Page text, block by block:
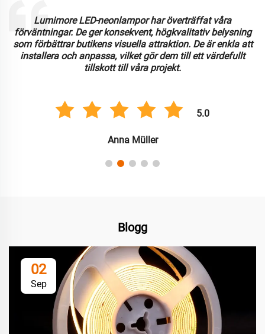
Lumimore LED-neonlampor har överträffat våra
förväntningar. De ger konsekvent, högkvalitativ belysning
som förbättrar butikens visuella attraktion. De är enkla att
installera och anpassa, vilket gör dem till ett värdefullt
tillskott till våra projekt.
5.0
Anna Müller
Blogg
02
Sep